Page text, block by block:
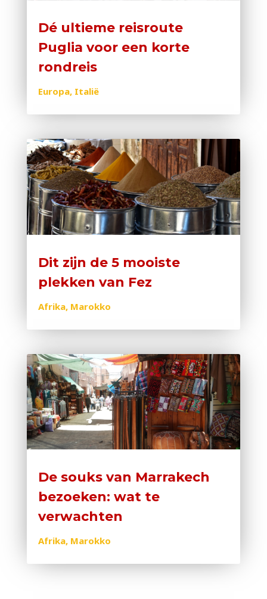
Dé ultieme reisroute
Puglia voor een korte
rondreis
Europa, Italië
Dit zijn de 5 mooiste
plekken van Fez
Afrika, Marokko
De souks van Marrakech
bezoeken: wat te
verwachten
Afrika, Marokko